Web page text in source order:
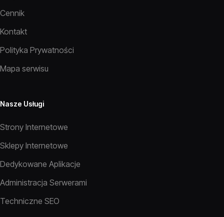
Cennik
Kontakt
Polityka Prywatności
Mapa serwisu
Nasze Usługi
Strony Internetowe
Sklepy Internetowe
Dedykowane Aplikacje
Administracja Serwerami
Techniczne SEO